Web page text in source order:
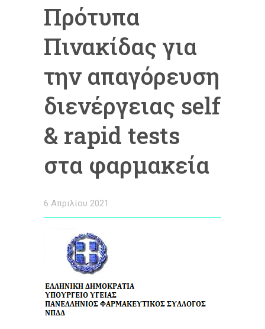
Πρότυπα
Πινακίδας για
την απαγόρευση
διενέργειας self
& rapid tests
στα φαρμακεία
6 Απριλίου 2021